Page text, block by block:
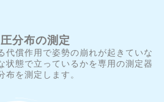
分布の測定
代償作用で姿勢の崩れが起きていな
状態で立っているかを専用の測定器
布を測定します。